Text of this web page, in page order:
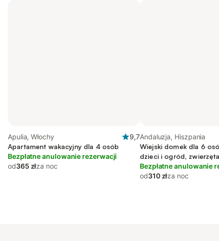
Apulia, Włochy
9,7
Apartament wakacyjny dla 4 osób
Bezpłatne anulowanie rezerwacji
od365 złza noc
Andaluzja, Hiszpania
Wiejski domek dla 6
dzieci i ogród,
Bezpłatne anulowanie
od310 złza noc